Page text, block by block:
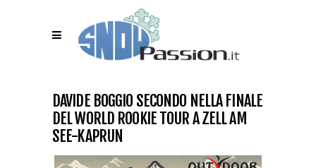
DAVIDE BOGGIO SECONDO NELLA FINALE
DEL WORLD ROOKIE TOUR A ZELL AM
SEE-KAPRUN